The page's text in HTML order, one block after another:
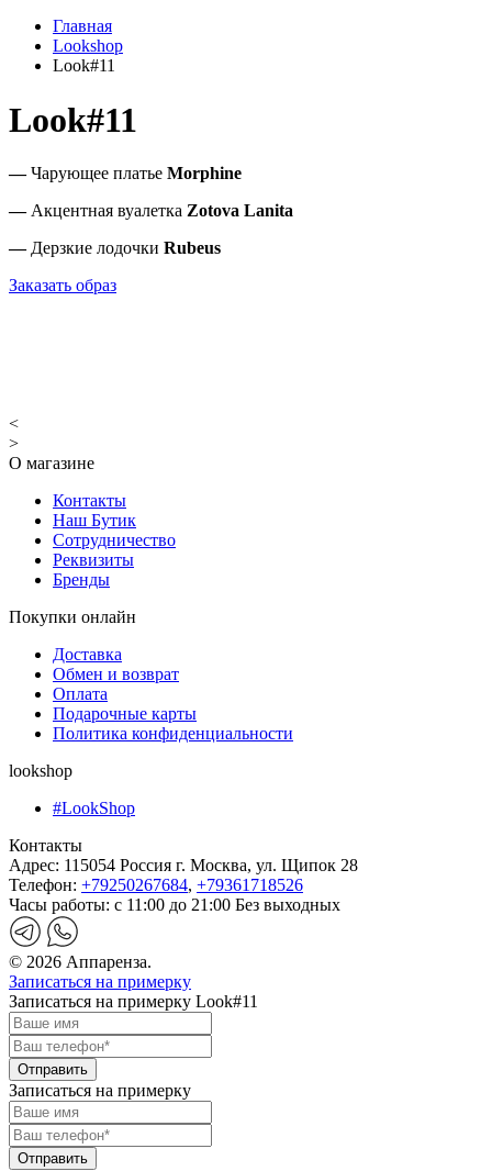
Главная
Lookshop
Look#11
Look#11
—Чарующее платье Morphine
—Акцентная вуалетка Zotova Lanita
—Дерзкие лодочки Rubeus
Заказать образ
<
>
О магазине
Контакты
Наш Бутик
Сотрудничество
Реквизиты
Бренды
Покупки онлайн
Доставка
Обмен и возврат
Оплата
Подарочные карты
Политика конфиденциальности
lookshop
#LookShop
Контакты
Адрес: 115054 Россия г. Москва, ул. Щипок 28
Телефон: +79250267684, +79361718526
Часы работы: с 11:00 до 21:00 Без выходных
© 2026 Аппаренза.
Записаться на примерку
Записаться на примерку Look#11
Записаться на примерку